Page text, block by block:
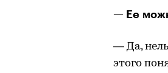
— Ее
— Да,
этого